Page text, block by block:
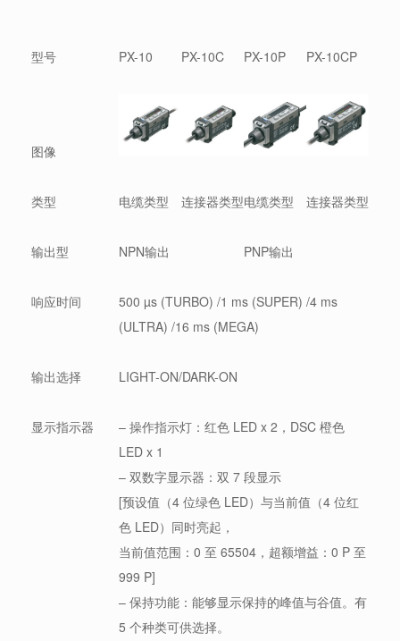
型号 PX-10 PX-10C PX-10P PX-10CP
图像
类型 电缆类型 连接器类型电缆类型 连接器类型
输出型 NPN输出 PNP输出
响应时间
500 µs (TURBO) /1 ms (SUPER) /4 ms
(ULTRA) /16 ms (MEGA)
输出选择 LIGHT-ON/DARK-ON
显示指示器
– 操作指示灯：红色 LED x 2，DSC 橙色
LED x 1
– 双数字显示器：双 7 段显示
[预设值（4 位绿色 LED）与当前值（4 位红
色 LED）同时亮起，
当前值范围：0 至 65504，超额增益：0 P 至
999 P]
– 保持功能：能够显示保持的峰值与谷值。有
5 个种类可供选择。